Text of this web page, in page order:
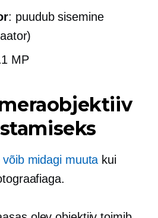
: puudub sisemine
MP
midagi muuta kui